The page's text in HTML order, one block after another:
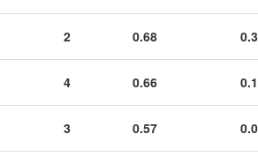
2 0.68
4 0.66
3 0.57